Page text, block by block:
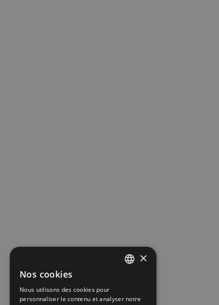
ENGLISH
×
Nos cookies
Nous utilisons des cookies pour
personnaliser le contenu et analyser notre